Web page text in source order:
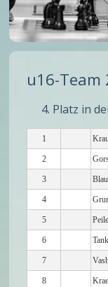
u16-Team
4. Platz in
1
2
3
4
5
6
7
8